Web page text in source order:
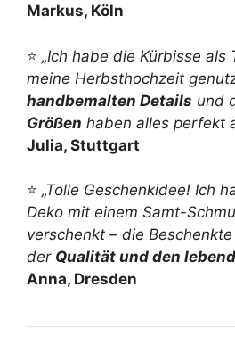
Markus, Köln
⭐ „Ich habe die Kürbisse
meine Herbsthochzeit
handbemalten Details und
Größen haben alles perfekt
Julia, Stuttgart
⭐ „Tolle Geschenkidee! Ich
Deko mit einem Samt-
verschenkt – die
der Qualität und den
Anna, Dresden